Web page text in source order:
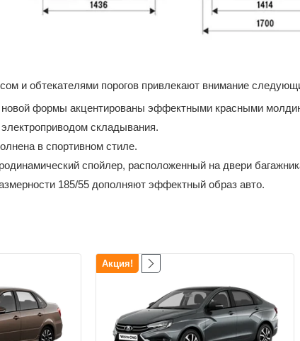
и обтекателями порогов привлекают внимание
формы акцентированы эффектными красными
складывания.
в спортивном стиле.
спойлер, расположенный на двери
185/55 дополняют эффектный образ авто.
Акция!